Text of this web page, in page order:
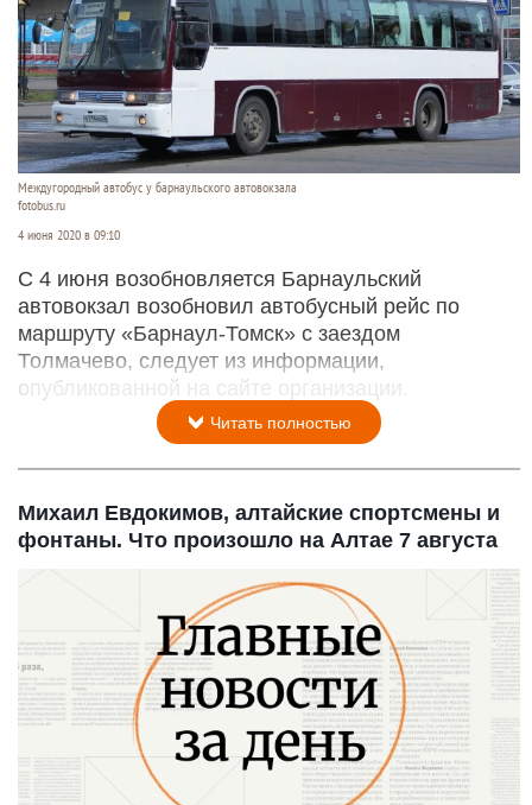
Междугородный автобус у барнаульского автовокзала
fotobus.ru
4 июня 2020 в 09:10
С 4 июня возобновляется Барнаульский
автовокзал возобновил автобусный рейс по
маршруту «Барнаул-Томск» с заездом
Толмачево, следует из информации,
опубликованной на сайте организации.
Читать полностью
Михаил Евдокимов, алтайские спортсмены и
фонтаны. Что произошло на Алтае 7 августа